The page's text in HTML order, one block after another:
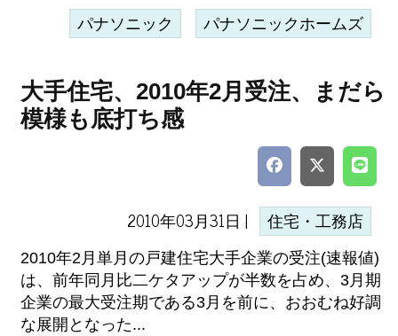
パナソニック パナソニックホームズ
大手住宅、2010年2月受注、まだら
模様も底打ち感
2010年03月31日 | 住宅・工務店
2010年2月単月の戸建住宅大手企業の受注(速報値)
は、前年同月比二ケタアップが半数を占め、3月期
企業の最大受注期である3月を前に、おおむね好調
な展開となった...